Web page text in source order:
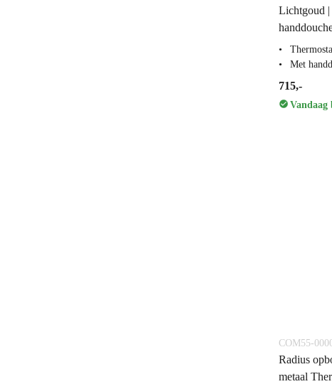
Lichtgoud |
Met
715,-
Vandaag
COM55-
Radius
metaal